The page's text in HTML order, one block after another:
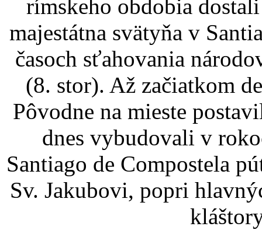
rímskeho obdobia
majestátna svätyňa v
časoch sťahovania
(8. stor). Až začiatkom
Pôvodne na mieste
dnes vybudovali v
Santiago de Compostela
Sv. Jakubovi, popri